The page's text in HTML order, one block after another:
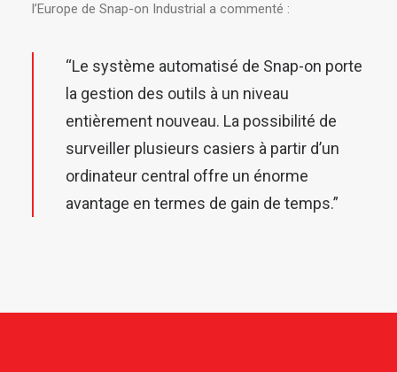
l’Europe de Snap-on Industrial a commenté :
“Le système automatisé de Snap-on porte
la gestion des outils à un niveau
entièrement nouveau. La possibilité de
surveiller plusieurs casiers à partir d’un
ordinateur central offre un énorme
avantage en termes de gain de temps.”